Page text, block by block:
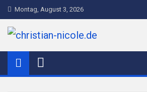
Skip
to
content
Montag, August 3, 2026
christian-nicole.de